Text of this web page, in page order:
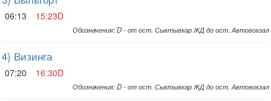
06:13 15:23D
Обозначения: D - от ост. Сыктывкар ЖД до ост. Автовокзал
4) Визинга
07:20 16:30D
Обозначения: D - от ост. Сыктывкар ЖД до ост. Автовокзал